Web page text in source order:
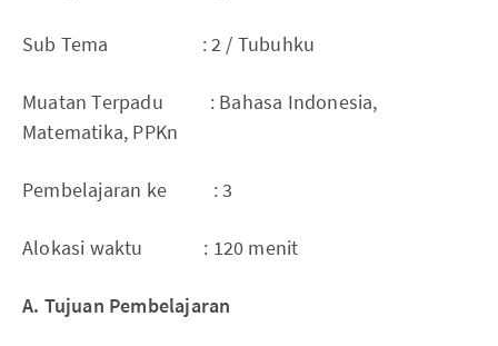
Sub Tema : 2 / Tubuhku
Muatan Terpadu : Bahasa Indonesia,
Matematika, PPKn
Pembelajaran ke : 3
Alokasi waktu : 120 menit
A. Tujuan Pembelajaran